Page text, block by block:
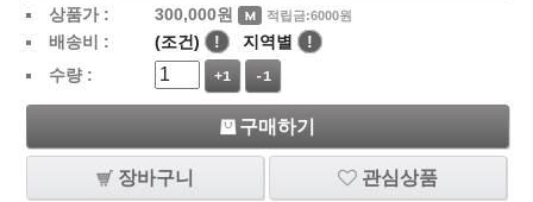
상품가 : 300,000원 적립금:6000원
배송비 : (조건) ! 지역별
!
수량 :
+1 -1
구매하기
장바구니 관심상품